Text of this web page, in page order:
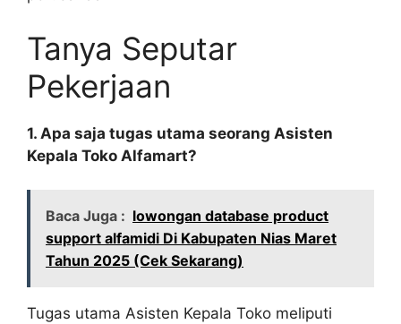
Tanya Seputar
Pekerjaan
1. Apa saja tugas utama seorang Asisten
Kepala Toko Alfamart?
Baca Juga : lowongan database product
support alfamidi Di Kabupaten Nias Maret
Tahun 2025 (Cek Sekarang)
Tugas utama Asisten Kepala Toko meliputi